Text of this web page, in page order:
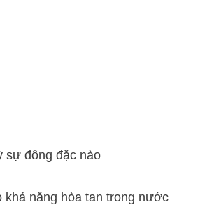
sự đông đặc nào
khả năng hòa tan trong nước